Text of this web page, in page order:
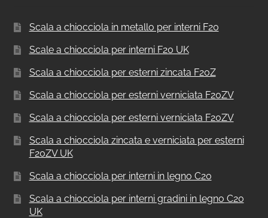
Scala a chiocciola in metallo per interni F20
Scale a chiocciola per interni F20 UK
Scala a chiocciola per esterni zincata F20Z
Scala a chiocciola per esterni verniciata F20ZV
Scala a chiocciola per esterni verniciata F20ZV
Scala a chiocciola zincata e verniciata per esterni
F20ZV UK
Scala a chiocciola per interni in legno C20
Scala a chiocciola per interni gradini in legno C20
UK